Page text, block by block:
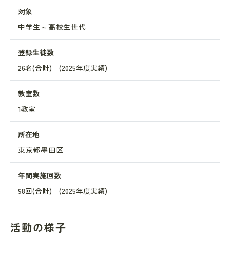
対象
中学生～高校生世代
登録生徒数
26名(合計) (2025年度実績)
教室数
1教室
所在地
東京都墨田区
年間実施回数
98回(合計) (2025年度実績)
活動の様子